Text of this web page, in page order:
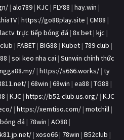
| alo789 | KJC | FLY88 | hay.win |
| https://go88play.site | CM88 |
trực tiếp bóng đá | 8x bet | kjc |
| FABET | BIG88 | Kubet | 789 club |
| soi keo nha cai | Sunwin chính thức
| https://s666.works/ | ty
| 68win | 68win | ea88 | TG88 |
| KJC | https://b52-club.us.org/ | KJC
| https://xemtiso.com/ | motchill |
đá | 78win | AO88 |
| xoso66 | 78win | B52club |